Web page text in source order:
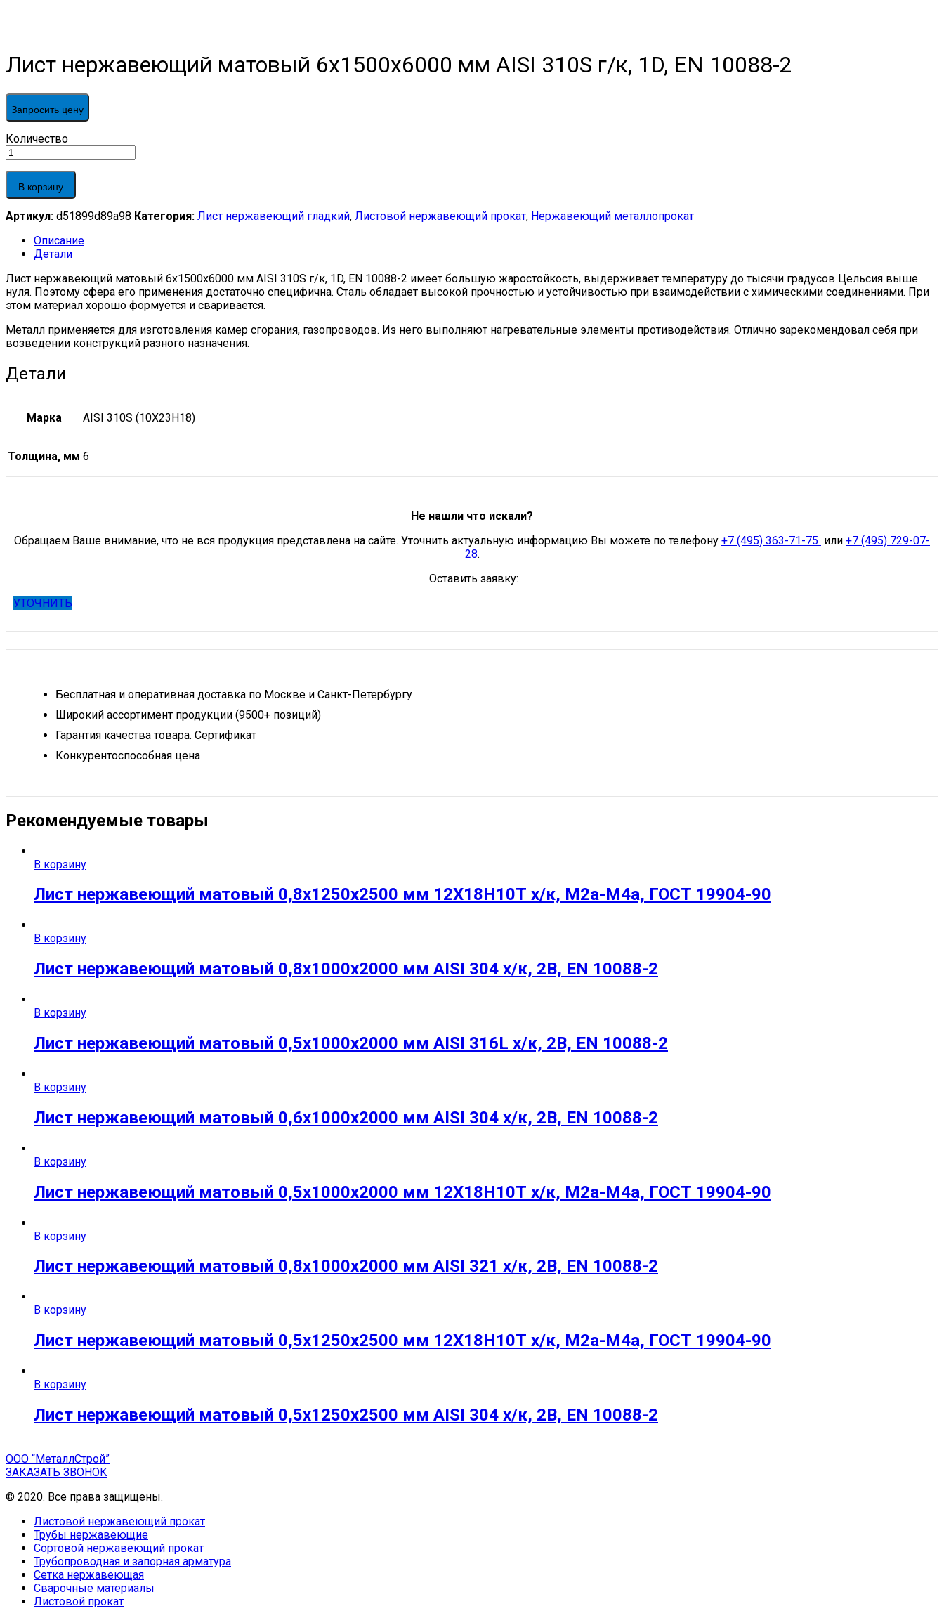
Лист нержавеющий матовый 6х1500х6000 мм AISI 310S г/к, 1D, EN 10088-2
Запросить цену
Лист
нержавеющий
матовый
6х1500х6000
мм
310S
EN
10088-
2
quantity
Количество
В корзину
Артикул: d51899d89a98 Категория: Лист нержавеющий гладкий, Листовой нержавеющий прокат, Нержавеющий металлопрокат
Описание
Детали
Лист нержавеющий матовый 6х1500х6000 мм AISI 310S г/к, 1D, EN 10088-2 имеет большую жаростойкость, выдерживает температуру до тысячи градусов Цельсия выше
нуля. Поэтому сфера его применения достаточно специфична. Сталь обладает высокой прочностью и устойчивостью при взаимодействии с химическими соединениями. При
этом материал хорошо формуется и сваривается.
Металл применяется для изготовления камер сгорания, газопроводов. Из него выполняют нагревательные элементы противодействия. Отлично зарекомендовал себя при
возведении конструкций разного назначения.
Детали
Марка AISI 310S (10X23H18)
Толщина, мм 6
Не нашли что искали?
Обращаем Ваше внимание, что не вся продукция представлена на сайте. Уточнить актуальную информацию Вы можете по телефону +7 (495) 363-71-75 или +7 (495) 729-07-
28.
Оставить заявку:
УТОЧНИТЬ
Бесплатная и оперативная доставка по Москве и Санкт-Петербургу
Широкий ассортимент продукции (9500+ позиций)
Гарантия качества товара. Сертификат
Конкурентоспособная цена
Рекомендуемые товары
В корзину
Лист нержавеющий матовый 0,8х1250х2500 мм 12Х18Н10Т х/к, М2а-М4а, ГОСТ 19904-90
В корзину
Лист нержавеющий матовый 0,8х1000х2000 мм AISI 304 х/к, 2B, EN 10088-2
В корзину
Лист нержавеющий матовый 0,5х1000х2000 мм AISI 316L х/к, 2B, EN 10088-2
В корзину
Лист нержавеющий матовый 0,6х1000х2000 мм AISI 304 х/к, 2B, EN 10088-2
В корзину
Лист нержавеющий матовый 0,5х1000х2000 мм 12Х18Н10Т х/к, М2а-М4а, ГОСТ 19904-90
В корзину
Лист нержавеющий матовый 0,8х1000х2000 мм AISI 321 х/к, 2B, EN 10088-2
В корзину
Лист нержавеющий матовый 0,5х1250х2500 мм 12Х18Н10Т х/к, М2а-М4а, ГОСТ 19904-90
В корзину
Лист нержавеющий матовый 0,5х1250х2500 мм AISI 304 х/к, 2B, EN 10088-2
ООО “МеталлСтрой”
ЗАКАЗАТЬ ЗВОНОК
© 2020. Все права защищены.
Листовой нержавеющий прокат
Трубы нержавеющие
Сортовой нержавеющий прокат
Трубопроводная и запорная арматура
Сетка нержавеющая
Сварочные материалы
Листовой прокат